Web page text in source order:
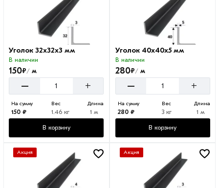
Уголок 32х32х3 мм
В наличии
150₽/ м
– +
На сумму
150 ₽
Вес
1.46 кг
Длина
1 м
В корзину
Уголок 40х40х5 мм
В наличии
280₽/м
– +
На сумму
280 ₽
Вес
3 кг
Длина
1 м
В корзину
Акция Акция